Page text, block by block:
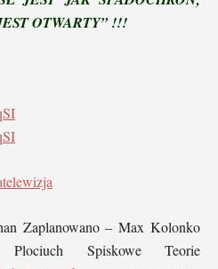
OTWARTY” !!!
Zaplanowano – Max Kolonko
Spiskowe Teorie